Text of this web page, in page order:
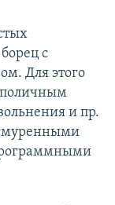
с
Для этого
поличным
и пр.